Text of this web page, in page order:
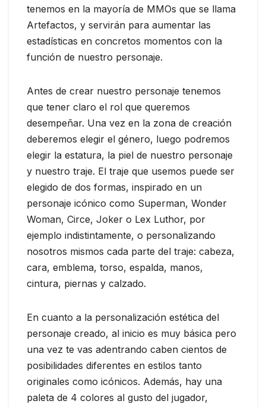
tenemos en la mayoría de MMOs que se llama
Artefactos, y servirán para aumentar las
estadísticas en concretos momentos con la
función de nuestro personaje.
Antes de crear nuestro personaje tenemos
que tener claro el rol que queremos
desempeñar. Una vez en la zona de creación
deberemos elegir el género, luego podremos
elegir la estatura, la piel de nuestro personaje
y nuestro traje. El traje que usemos puede ser
elegido de dos formas, inspirado en un
personaje icónico como Superman, Wonder
Woman, Circe, Joker o Lex Luthor, por
ejemplo indistintamente, o personalizando
nosotros mismos cada parte del traje: cabeza,
cara, emblema, torso, espalda, manos,
cintura, piernas y calzado.
En cuanto a la personalización estética del
personaje creado, al inicio es muy básica pero
una vez te vas adentrando caben cientos de
posibilidades diferentes en estilos tanto
originales como icónicos. Además, hay una
paleta de 4 colores al gusto del jugador,